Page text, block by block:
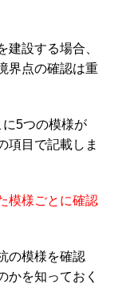
建設する場合、
界点の確認は重
5つの模様が
項目で記載しま
模様ごとに確認
の模様を確認
かを知っておく